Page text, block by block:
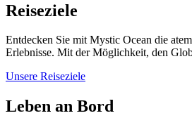
Reiseziele
Entdecken Sie mit Mystic Ocean die
Erlebnisse. Mit der Möglichkeit, den
Unsere Reiseziele
Leben an Bord